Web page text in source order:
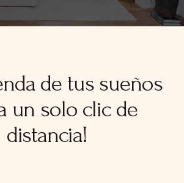
de tus sueños
un solo clic de
distancia!